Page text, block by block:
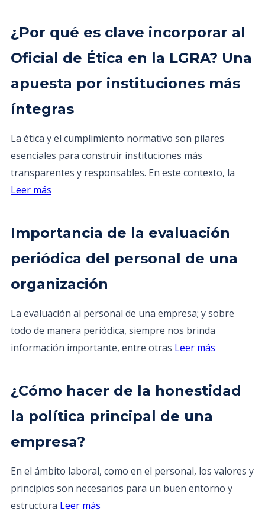
¿Por qué es clave incorporar al
Oficial de Ética en la LGRA? Una
apuesta por instituciones más
íntegras
La ética y el cumplimiento normativo son pilares
esenciales para construir instituciones más
transparentes y responsables. En este contexto, la
Leer más
Importancia de la evaluación
periódica del personal de una
organización
La evaluación al personal de una empresa; y sobre
todo de manera periódica, siempre nos brinda
información importante, entre otras Leer más
¿Cómo hacer de la honestidad
la política principal de una
empresa?
En el ámbito laboral, como en el personal, los valores y
principios son necesarios para un buen entorno y
estructura Leer más